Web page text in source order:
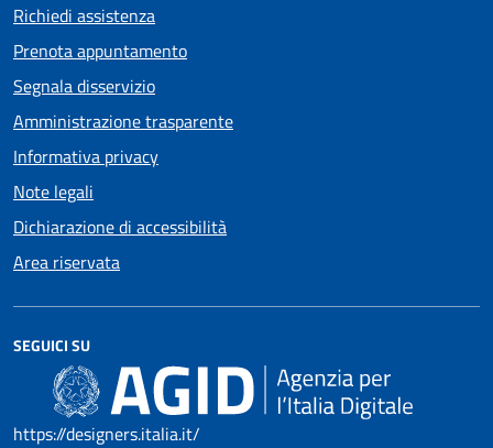
Richiedi assistenza
Prenota appuntamento
Segnala disservizio
Amministrazione trasparente
Informativa privacy
Note legali
Dichiarazione di accessibilità
Area riservata
SEGUICI SU
https://designers.italia.it/